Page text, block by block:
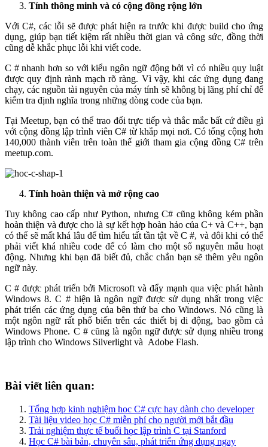
Tính thông minh và có cộng đồng rộng lớn
Với C#, các lỗi sẽ được phát hiện ra trước khi được build cho ứng
dụng, giúp bạn tiết kiệm rất nhiều thời gian và công sức, đồng thời
cũng dễ khắc phục lỗi khi viết code.
C # nhanh hơn so với kiểu ngôn ngữ động bởi vì có nhiều quy luật
được quy định rành mạch rõ ràng. Vì vậy, khi các ứng dụng đang
chạy, các nguồn tài nguyên của máy tính sẽ không bị lãng phí chỉ để
kiểm tra định nghĩa trong những dòng code của bạn.
Tại Meetup, bạn có thể trao đổi trực tiếp và thắc mắc bất cứ điều gì
với cộng đồng lập trình viên C# từ khắp mọi nơi. Có tổng cộng hơn
140,000 thành viên trên toàn thế giới tham gia cộng đồng C# trên
meetup.com.
Tính hoàn thiện và mở rộng cao
Tuy không cao cấp như Python, nhưng C# cũng không kém phần
hoàn thiện và được cho là sự kết hợp hoàn hảo của C+ và C++, bạn
có thể sẽ mất khá lâu để tìm hiểu tất tần tật về C #, và đôi khi có thể
phải viết khá nhiều code để có làm cho một số nguyên mẫu hoạt
động. Nhưng khi bạn đã biết đủ, chắc chắn bạn sẽ thêm yêu ngôn
ngữ này.
C # được phát triển bởi Microsoft và đẩy mạnh qua việc phát hành
Windows 8. C # hiện là ngôn ngữ được sử dụng nhất trong việc
phát triển các ứng dụng của bên thứ ba cho Windows. Nó cũng là
một ngôn ngữ rất phổ biến trên các thiết bị di động, bao gồm cả
Windows Phone. C # cũng là ngôn ngữ được sử dụng nhiều trong
lập trình cho Windows Silverlight và Adobe Flash.
Bài viết liên quan:
Tổng hợp kinh nghiệm học C# cực hay dành cho developer
Tài liệu video học C# miễn phí cho người mới bắt đầu
Trải nghiệm thực tế buổi học lập trình C tại Stanford
Học C# bài bản, chuyên sâu, phát triển ứng dụng ngay